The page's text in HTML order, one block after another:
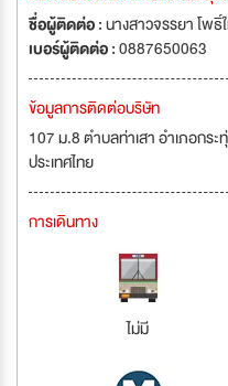
ชื่อผู้ติดต่อ :นางสาวจรรยา โพ
เบอร์ผู้ติดต่อ :0887650063
ข้อมูลการติดต่อบริษัท
107 ม.8 ตำบลท่าเสา อำเภอกร
ประเทศไทย
การเดินทาง
ไม่มี